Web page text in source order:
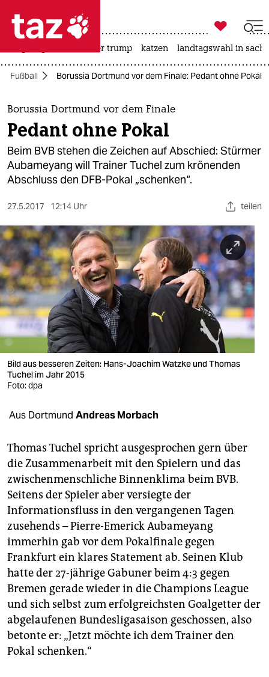
 taz zahl ich
taz zahl ich
themen
politik
öko
sport
berlin
nord
wahrheit
verlag
verlag
shop
fragen & hilfe
unterstützen
abo
genossenschaft
epaper login

taz zahl ich
usa unter trump katzen landtagswahl in
Fußball Borussia Dortmund vor dem Finale: Pedant ohne Pokal
Borussia Dortmund vor dem Finale
Pedant ohne Pokal
Beim BVB stehen die Zeichen auf Abschied: Stürmer
Aubameyang will Trainer Tuchel zum krönenden
Abschluss den DFB-Pokal „schenken“.
27.5.2017 12:14 Uhr teilen
Bild aus besseren Zeiten: Hans-Joachim Watzke und Thomas
Tuchel im Jahr 2015
Foto: dpa
Aus Dortmund Andreas Morbach
Thomas Tuchel spricht ausgesprochen gern über
die Zusammenarbeit mit den Spielern und das
zwischenmenschliche Binnenklima beim BVB.
Seitens der Spieler aber versiegte der
Informationsfluss in den vergangenen Tagen
zusehends – Pierre-Emerick Aubameyang
immerhin gab vor dem Pokalfinale gegen
Frankfurt ein klares Statement ab. Seinen Klub
hatte der 27-jährige Gabuner beim 4:3 gegen
Bremen gerade wieder in die Champions League
und sich selbst zum erfolgreichsten Goalgetter der
abgelaufenen Bundesligasaison geschossen, also
betonte er: „Jetzt möchte ich dem Trainer den
Pokal schenken.“